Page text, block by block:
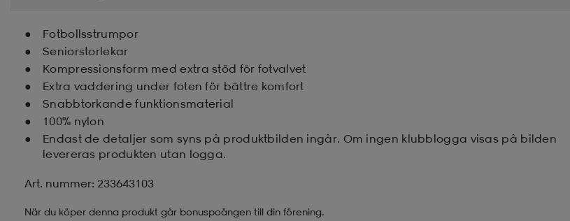
Fotbollsstrumpor
Seniorstorlekar
Kompressionsform med extra stöd för fotvalvet
Extra vaddering under foten för bättre komfort
Snabbtorkande funktionsmaterial
100% nylon
Endast de detaljer som syns på produktbilden ingår. Om ingen klubblogga visas på bilden
levereras produkten utan logga.
Art. nummer: 233643103
När du köper denna produkt går bonuspoängen till din förening.